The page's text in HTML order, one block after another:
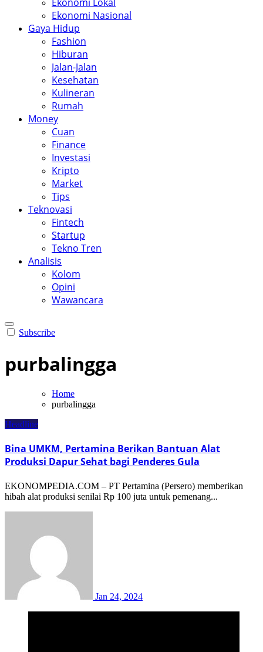
Ekonomi Nasional
Gaya Hidup
Fashion
Hiburan
Jalan-Jalan
Kesehatan
Kulineran
Rumah
Money
Cuan
Finance
Investasi
Kripto
Market
Tips
Teknovasi
Fintech
Startup
Tekno Tren
Analisis
Kolom
Opini
Wawancara
Subscribe
purbalingga
Home
purbalingga
Headline
Bina UMKM, Pertamina Berikan Bantuan Alat
Produksi Dapur Sehat bagi Penderes Gula
EKONOMPEDIA.COM – PT Pertamina (Persero) memberikan
hibah alat produksi senilai Rp 100 juta untuk pemenang...
Jan 24, 2024